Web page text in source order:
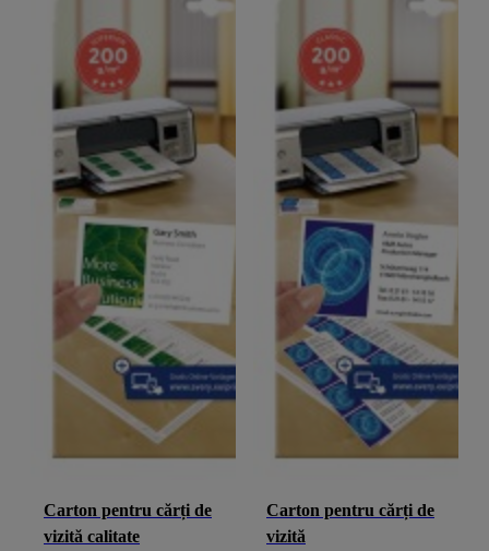
Carton pentru cărți de
vizită calitate
Carton pentru cărți de
vizită